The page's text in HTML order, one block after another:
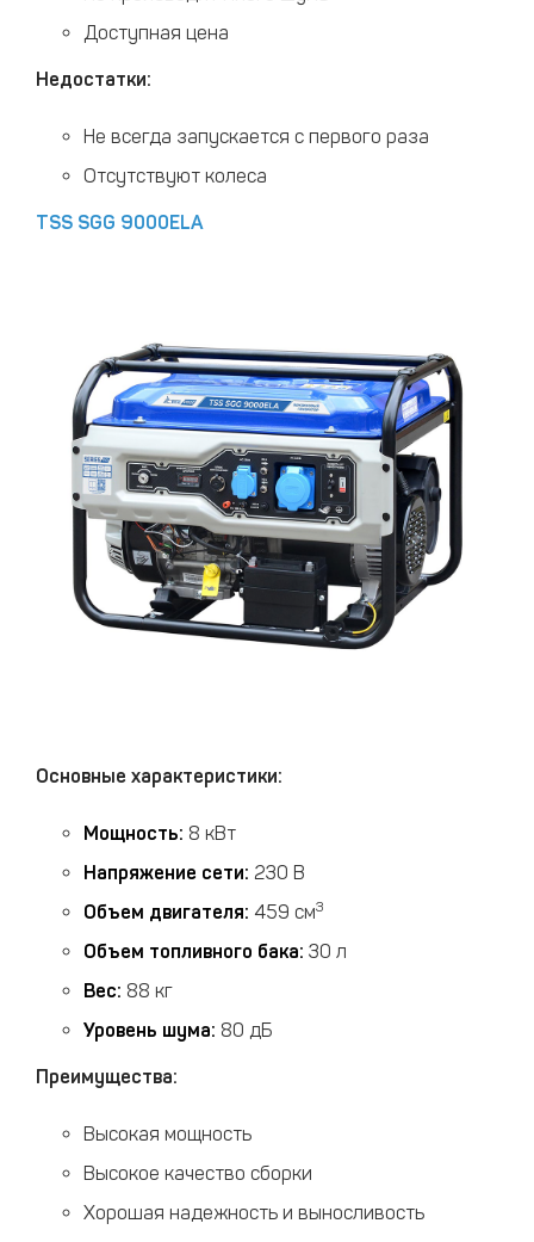
Доступная цена
Недостатки:
Не всегда запускается с первого раза
Отсутствуют колеса
TSS SGG 9000ELA
Основные характеристики:
Мощность: 8 кВт
Напряжение сети: 230 В
Объем двигателя: 459 см3
Объем топливного бака: 30 л
Вес: 88 кг
Уровень шума: 80 дБ
Преимущества:
Высокая мощность
Высокое качество сборки
Хорошая надежность и выносливость